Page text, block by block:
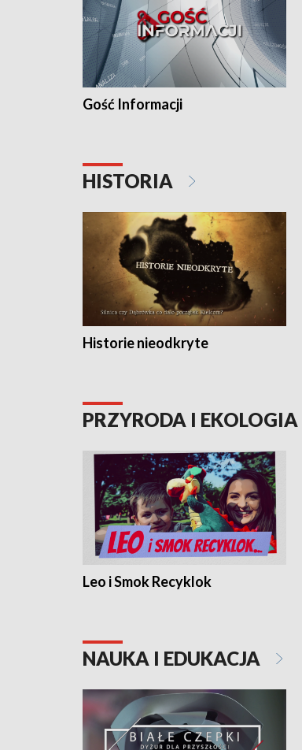
Gość Informacji
HISTORIA
Historie nieodkryte
PRZYRODA I EKOLOGIA
Leo i Smok Recyklok
NAUKA I EDUKACJA